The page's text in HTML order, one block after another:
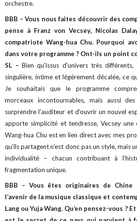
orchestre.
BBB – Vous nous faites découvrir des
pense à Franz von Vecsey, Nicolas
compatriote Wang-hua Chu. Pourquoi
dans votre programme ? Ont-ils un point
SL – Bien qu'issus d'univers très
singulière, intime et légèrement décalée, ce
Je souhaitais que le programme
morceaux incontournables, mais aussi
surprendre l'auditeur et d'ouvrir un nouvel
apporte simplicité et tendresse, Vecsey une
Wang-hua Chu est en lien direct avec mes
qu'ils partagent n'est donc pas un style, mais
individualité – chacun contribuant à
fragmentation unique.
BBB – Vous êtes originaires de Chine
l’avenir de la musique classique et
Lang ou Yuja Wang. Qu’en pensez-vous ?